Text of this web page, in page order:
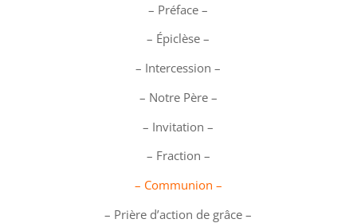
– Préface –
– Épiclèse –
– Intercession –
– Notre Père –
– Invitation –
– Fraction –
– Communion –
– Prière d’action de grâce –